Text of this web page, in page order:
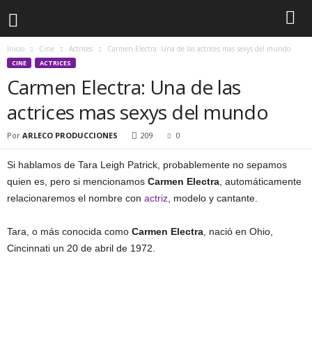
Inicio Cine Actrices Carmen Electra: Una de las actrices mas sexys del mundo
CINE ACTRICES
Carmen Electra: Una de las
actrices mas sexys del mundo
Por ARLECO PRODUCCIONES 209 0
Si hablamos de Tara Leigh Patrick, probablemente no sepamos
quien es, pero si mencionamos Carmen Electra , automáticamente
relacionaremos el nombre con actriz , modelo y cantante.
Tara, o más conocida como Carmen Electra , nació en Ohio,
Cincinnati un 20 de abril de 1972.